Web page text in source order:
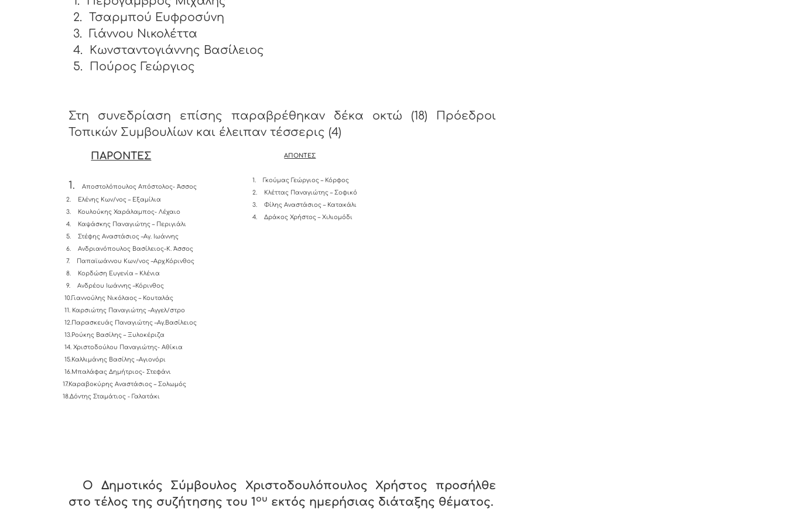
2.
Τσαρμπού Ευφροσύνη
3.
Γιάννου Νικολέττα
4.
Κωνσταντογιάννης Βασίλειος
5.
Πούρος Γεώργιος
Στη συνεδρίαση επίσης παραβρέθηκαν δέκα οκτώ (18) Πρόεδροι
Τοπικών Συμβουλίων και έλειπαν τέσσερις (4)
ΠΑΡΟΝΤΕΣ
1.
Αποστολόπουλος Απόστολος- Άσσος
2.
Ελένης Κων/νος – Εξαμίλια
3.
Κουλούκης Χαράλαμπος- Λέχαιο
4.
Καψάσκης Παναγιώτης – Περιγιάλι
5.
Στέφης Αναστάσιος –Αγ. Ιωάννης
6.
Ανδριανόπουλος Βασίλειος-K. Άσσος
7.
Παπαϊωάννου Κων/νος –Αρχ.Κόρινθος
8.
Κορδώση Ευγενία – Κλένια
9.
Ανδρέου Ιωάννης –Κόρινθος
10.Γιαννούλης Νικόλαος – Κουταλάς
11.
Καρσιώτης Παναγιώτης –Αγγελ/στρο
12.Παρασκευάς Παναγιώτης –Αγ.Βασίλειος
13.Ρούκης Βασίλης – Ξυλοκέριζα
14. Χριστοδούλου Παναγιώτης- Αθίκια
15.Καλλιμάνης Βασίλης –Αγιονόρι
16.Μπαλάφας Δημήτριος- Στεφάνι
17.Καραβοκύρης Αναστάσιος – Σολωμός
18.Δόντης Σταμάτιος - Γαλατάκι
ΑΠΟΝΤΕΣ
1.
Γκούμας Γεώργιος – Κόρφος
2.
Κλέττας Παναγιώτης – Σοφικό
3.
Φίλης Αναστάσιος – Κατακάλι
4.
Δράκος Χρήστος – Χιλιομόδι
Ο Δημοτικός Σύμβουλος Χριστοδουλόπουλος Χρήστος προσήλθε
στο τέλος της συζήτησης του 1 ου εκτός ημερήσιας διάταξης θέματος.